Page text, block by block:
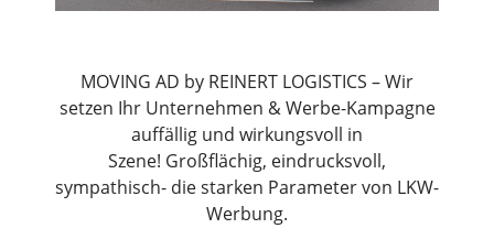
MOVING AD by REINERT LOGISTICS – Wir
setzen Ihr Unternehmen & Werbe-Kampagne
auffällig und wirkungsvoll in
Szene! Großflächig, eindrucksvoll,
sympathisch- die starken Parameter von LKW-
Werbung.